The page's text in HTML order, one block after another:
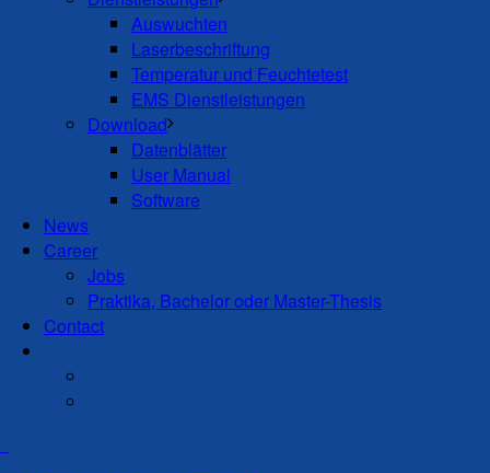
Auswuchten
Laserbeschriftung
Temperatur und Feuchtetest
EMS Dienstleistungen
Download
Datenblätter
User Manual
Software
News
Career
Jobs
Praktika, Bachelor oder Master-Thesis
Contact